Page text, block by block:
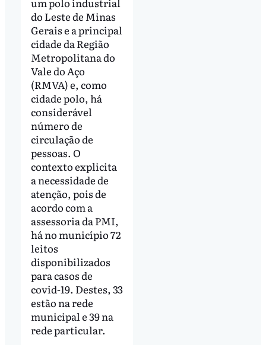
do Leste de Minas
Gerais e a principal
cidade da Região
Metropolitana do
Vale do Aço
(RMVA) e, como
cidade polo, há
considerável
número de
circulação de
pessoas. O
contexto explicita
a necessidade de
atenção, pois de
acordo com a
assessoria da PMI,
há no município 72
leitos
disponibilizados
para casos de
covid-19. Destes, 33
estão na rede
municipal e 39 na
rede particular.